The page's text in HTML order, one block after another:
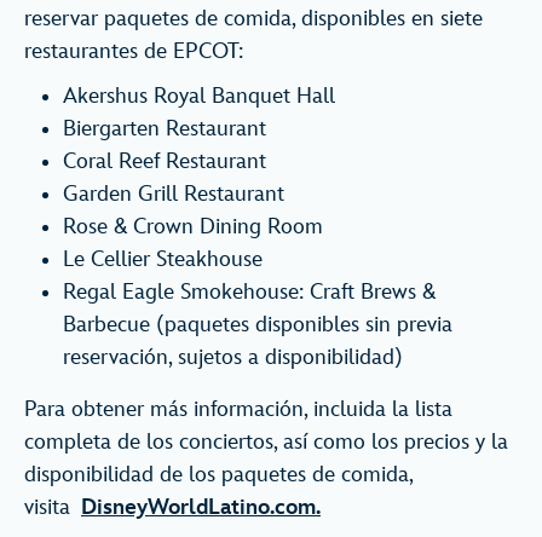
reservar paquetes de comida, disponibles en siete
restaurantes de EPCOT:
Akershus Royal Banquet Hall
Biergarten Restaurant
Coral Reef Restaurant
Garden Grill Restaurant
Rose & Crown Dining Room
Le Cellier Steakhouse
Regal Eagle Smokehouse: Craft Brews &
Barbecue (paquetes disponibles sin previa
reservación, sujetos a disponibilidad)
Para obtener más información, incluida la lista
completa de los conciertos, así como los precios y la
disponibilidad de los paquetes de comida,
visita DisneyWorldLatino.com.